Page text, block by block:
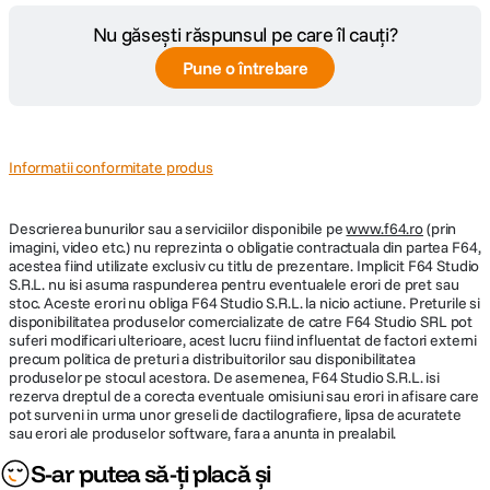
Nu găsești răspunsul pe care îl cauți?
Pune o întrebare
Informatii conformitate produs
Descrierea bunurilor sau a serviciilor disponibile pewww.f64.ro(prin
imagini, video etc.) nu reprezinta o obligatie contractuala din partea F64,
acestea fiind utilizate exclusiv cu titlu de prezentare. Implicit F64 Studio
S.R.L. nu isi asuma raspunderea pentru eventualele erori de pret sau
stoc. Aceste erori nu obliga F64 Studio S.R.L. la nicio actiune. Preturile si
disponibilitatea produselor comercializate de catre F64 Studio SRL pot
suferi modificari ulterioare, acest lucru fiind influentat de factori externi
precum politica de preturi a distribuitorilor sau disponibilitatea
produselor pe stocul acestora. De asemenea, F64 Studio S.R.L. isi
rezerva dreptul de a corecta eventuale omisiuni sau erori in afisare care
pot surveni in urma unor greseli de dactilografiere, lipsa de acuratete
sau erori ale produselor software, fara a anunta in prealabil.
S-ar putea să-ți placă și